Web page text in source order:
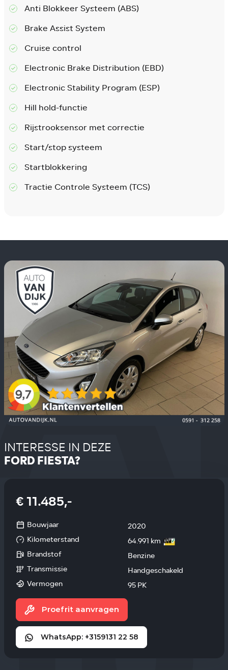
Anti Blokkeer Systeem (ABS)
Brake Assist System
Cruise control
Electronic Brake Distribution (EBD)
Electronic Stability Program (ESP)
Hill hold-functie
Rijstrooksensor met correctie
Start/stop systeem
Startblokkering
Tractie Controle Systeem (TCS)
INTERESSE IN DEZE
FORD FIESTA?
€ 11.485,-
Bouwjaar
2020
Kilometerstand
64.991 km
Brandstof
Benzine
Transmissie
Handgeschakeld
Vermogen
95 PK
Proefrit aanvragen
WhatsApp: +3159131 22 58